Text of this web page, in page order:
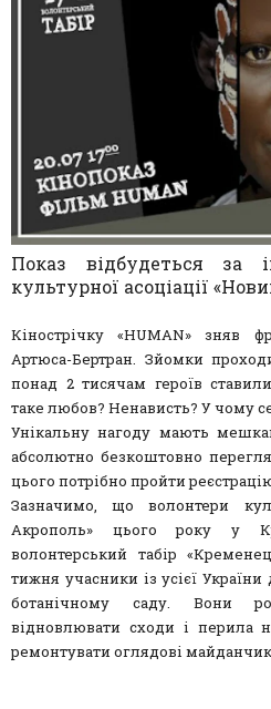
Показ відбудеться за
культурної асоціації
Кінострічку «HUMAN» зняв
Артюса-Бертран. Зйомки
понад 2 тисячам героїв
таке любов? Ненависть? У чому
Унікальну нагоду мають
абсолютно безкоштовно
цього потрібно пройти
Зазначимо, що волонтери
Акрополь» цього року у
волонтерський табір
тижня учасники із усієї
ботанічному саду. Вони
відновлювати сходи і перила
ремонтувати оглядові